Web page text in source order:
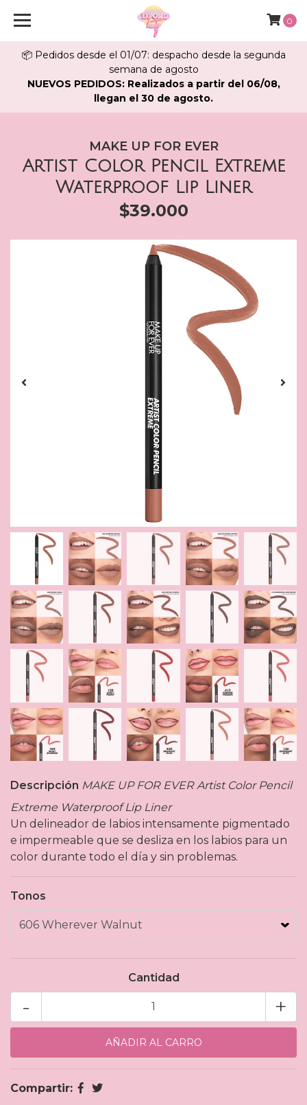
📦 Pedidos desde el 01/07: despacho desde la segunda
semana de agosto
NUEVOS PEDIDOS: Realizados a partir del 06/08,
llegan el 30 de agosto.
0
MAKE UP FOR EVER
Artist Color Pencil Extreme
Waterproof Lip Liner
$39.000
Descripción MAKE UP FOR EVER Artist Color Pencil
Extreme Waterproof Lip Liner
Un delineador de labios intensamente pigmentado
e impermeable que se desliza en los labios para un
color durante todo el día y sin problemas.
Tonos
Cantidad
+
-
Compartir: